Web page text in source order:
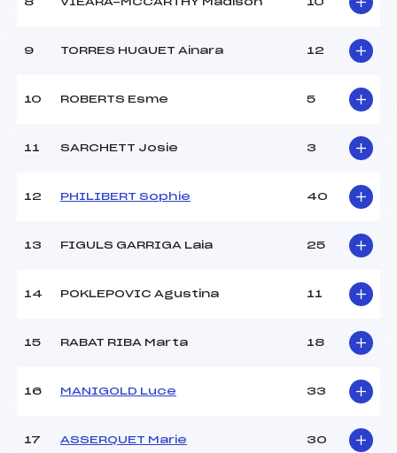
Ouvreurs C :
GUILLERMO (ESP)
20H32
GUENARD (FRA)
Ouvreurs B :
DESSANDIER (FRA)
Ouvreurs D :
Température arrivée :
8 VIEARA-MCCARTHY Madison 10
9 TORRES HUGUET Ainara 12
10 ROBERTS Esme 5
11 SARCHETT Josie 3
12 PHILIBERT Sophie 40
13 FIGULS GARRIGA Laia 25
14 POKLEPOVIC Agustina 11
15 RABAT RIBA Marta 18
16 MANIGOLD Luce 33
17 ASSERQUET Marie 30